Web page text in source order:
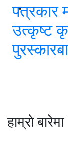
पत्रकार
उत्कृष्ट
हाम्रो बारेमा